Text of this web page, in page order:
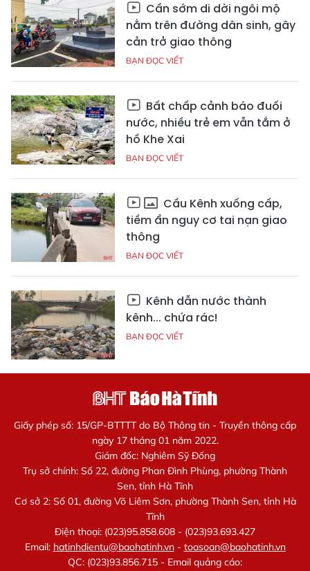
Cần sớm di dời ngôi mộ
nằm trên đường dân sinh, gây
cản trở giao thông
BẠN ĐỌC VIẾT
Bất chấp cảnh báo đuối
nước, nhiều trẻ em vẫn tắm ở
hồ Khe Xai
BẠN ĐỌC VIẾT
Cầu Kênh xuống cấp,
tiềm ẩn nguy cơ tai nạn giao
thông
BẠN ĐỌC VIẾT
Kênh dẫn nước thành
kênh... chứa rác!
BẠN ĐỌC VIẾT
Giấy phép số: 15/GP-BTTTT do Bộ Thông tin - Truyền thông cấp
ngày 17 tháng 01 năm 2022.
Giám đốc: Nghiêm Sỹ Đống
Trụ sở chính: Số 22, đường Phan Đình Phùng, phường Thành
Sen, tỉnh Hà Tĩnh
Cơ sở 2: Số 01, đường Võ Liêm Sơn, phường Thành Sen, tỉnh Hà
Tĩnh
Điện thoại: (023)95.858.608 - (023)93.693.427
Email: hatinhdientu@baohatinh.vn- toasoan@baohatinh.vn
QC: (023)93.856.715 - Email quảng cáo: